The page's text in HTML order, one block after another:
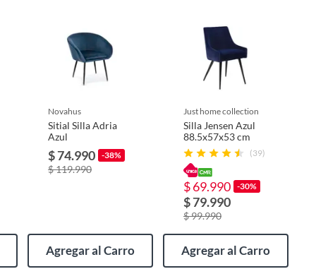
novahus
Sitial Silla Adria
Azul
$ 74.990 -38%
$ 119.990
Agregar al Carro
just home collection
Silla Jensen Azul
88.5x57x53 cm
(39)
$ 69.990 -30%
$ 79.990
$ 99.990
Agregar al Carro